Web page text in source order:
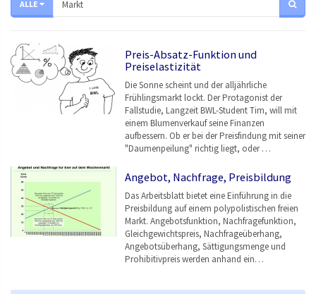
ALLE
Preis-Absatz-Funktion und
Preiselastizität
Die Sonne scheint und der alljährliche
Frühlingsmarkt lockt. Der Protagonist der
Fallstudie, Langzeit BWL-Student Tim, will mit
einem Blumenverkauf seine Finanzen
aufbessern. Ob er bei der Preisfindung mit seiner
"Daumenpeilung" richtig liegt, oder …
Angebot, Nachfrage, Preisbildung
Das Arbeitsblatt bietet eine Einführung in die
Preisbildung auf einem polypolistischen freien
Markt. Angebotsfunktion, Nachfragefunktion,
Gleichgewichtspreis, Nachfrageüberhang,
Angebotsüberhang, Sättigungsmenge und
Prohibitivpreis werden anhand ein…